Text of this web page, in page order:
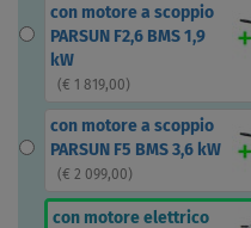
con motore a scoppio
PARSUN F2,6 BMS 1,9
kW
( € 1 819,00)
con motore a scoppio
PARSUN F5 BMS 3,6 kW
( € 2 099,00)
con motore elettrico